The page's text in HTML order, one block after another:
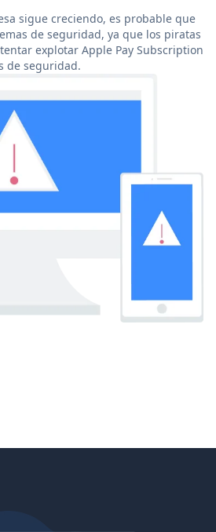
sigue creciendo, es probable que
de seguridad, ya que los piratas
explotar Apple Pay Subscription
de seguridad.